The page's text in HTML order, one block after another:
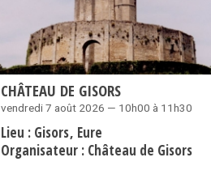
CHÂTEAU DE GISORS
vendredi 7 août 2026 — 10h00 à 11h30
Lieu : Gisors Eure
Organisateur : Château de Gisors